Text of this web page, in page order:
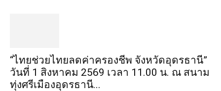
“ไทยช่วยไทยลดค่าครองชีพ จังหวัดอุดรธานี”
วันที่ 1 สิงหาคม 2569 เวลา 11.00 น. ณ สนาม
ทุ่งศรีเมืองอุดรธานี...